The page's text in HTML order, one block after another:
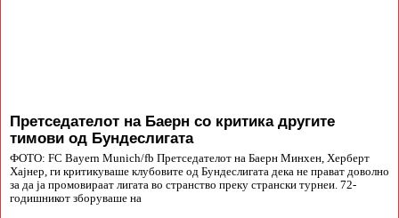
Претседателот на Баерн со критика другите
тимови од Бундеслигата
ФОТО: FC Bayern Munich/fb Претседателот на Баерн Минхен, Херберт
Хајнер, ги критикуваше клубовите од Бундеслигата дека не прават доволно
за да ја промовираат лигата во странство преку странски турнеи. 72-
годишникот зборуваше на